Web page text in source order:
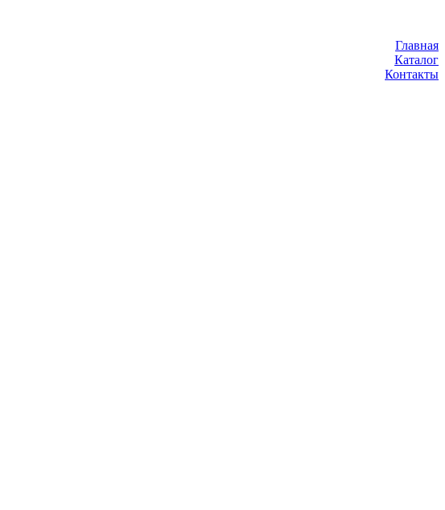
Главная
Каталог
Контакты